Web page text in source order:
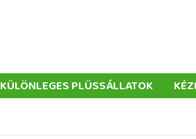
KÜLÖNLEGES PLÜSSÁLLATOK